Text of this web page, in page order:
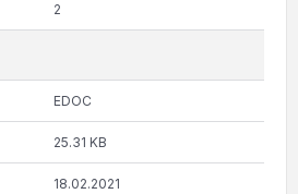
2
EDOC
25.31 KB
18.02.2021